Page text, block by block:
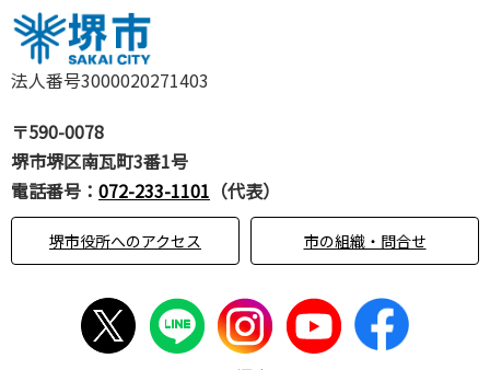
法人番号3000020271403
〒590-0078
堺市堺区南瓦町3番1号
電話番号： 072-233-1101 （代表）
堺市役所へのアクセス 市の組織・問合せ